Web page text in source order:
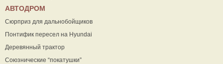
АВТОДРОМ
Сюрприз для дальнобойщиков
Понтифик пересел на Hyundai
Деревянный трактор
Союзнические “покатушки”